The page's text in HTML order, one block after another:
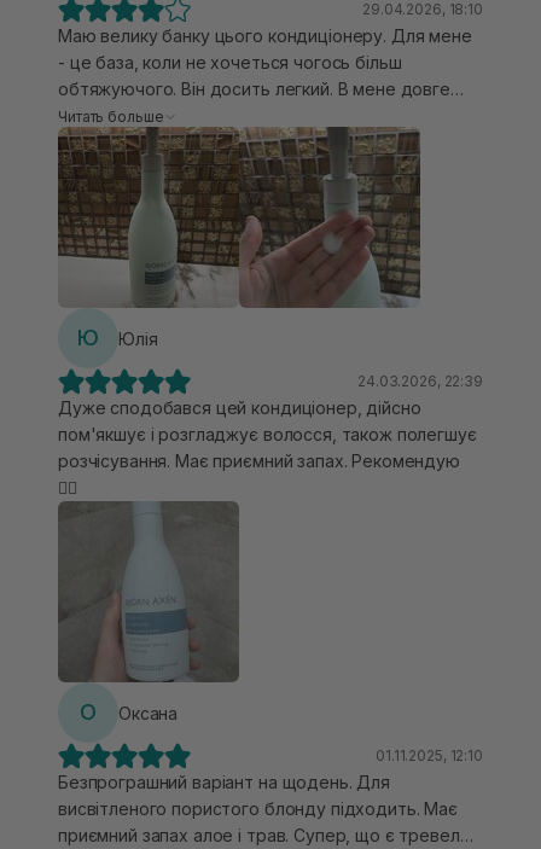
29.04.2026, 18:10
Маю велику банку цього кондиціонеру. Для мене
- це база, коли не хочеться чогось більш
обтяжуючого. Він досить легкий. В мене довге
тонке волосся. Розплутує він не найкраще. Має
гарний свіжий аромат, не навʼязливий. Текстура
рідка. На мою думку не підійде пошкодженому чи
дуже сухому волоссю. Мені від нього мало
зволоження, але на щодень коли не потрібно
робити живильні процедури, а просто помити
шампунем і нанести кондиціонер, він підійде.
Читать больше
Ю Юлія
24.03.2026, 22:39
Дуже сподобався цей кондиціонер, дійсно
пом'якшує і розгладжує волосся, також полегшує
розчісування. Має приємний запах. Рекомендую
👍🏿
О Оксана
01.11.2025, 12:10
Безпрограшний варіант на щодень. Для
висвітленого пористого блонду підходить. Має
приємний запах алое і трав. Супер, що є тревел